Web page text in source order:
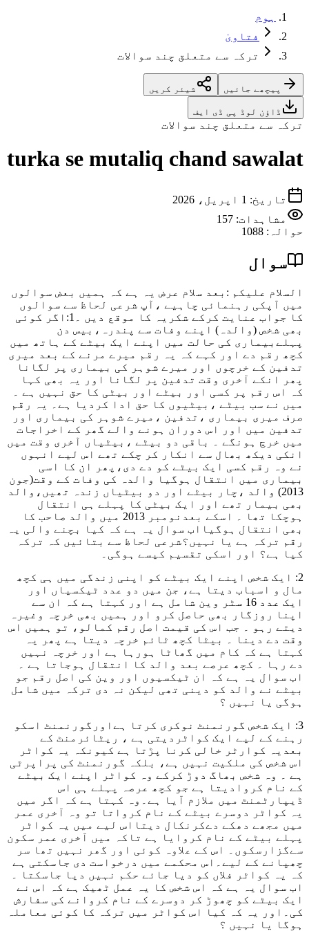
ہوم
فتاویٰ
ترکہ سے متعلق چند سوالات
پیچھے جائیں شیئر کریں
ڈاؤن لوڈ پی ڈی ایف
ترکہ سے متعلق چند سوالات
turka se mutaliq chand sawalat
تاریخ: 1 اپریل، 2026
مشاہدات: 157
حوالہ :
1088
سوال
السلام علیکم :بعد سلام عرض یہ ہے کہ ہمیں بعض سوالوں
میں آپکی رہنمائی چاہیے ،آپ شرعی لحاظ سے سوالوں
کا جواب عنایت کرکے شکریہ کا موقع دیں ۔1:اگر کوئی
بھی شخص (والدہ) اپنے وفات سے پندرہ،بیس دن
پہلےبیماری کی حالت میں اپنے ایک بیٹے کے ہاتھ میں
کچھ رقم دے اور کہے کہ یہ رقم میرے مرنے کے بعد میری
تدفین کے خرچوں اور میرے شوہر کی بیماری پر لگانا
پھر انکے آخری وقت تدفین پر لگانا اور یہ بھی کہا
کہ اس رقم پر کسی اور بیٹے اور بیٹی کا حق نہیں ہے ۔
میں نے سب بیٹے ،بیٹیوں کا حق ادا کردیا ہے۔ یہ رقم
صرف میری بیماری ،تدفین ،میرے شوہر کی بیماری اور
تدفین میں اور اس دوران ہونے والے گھر کے اخراجات
میں خرچ ہونگے ۔ باقی دو بیٹے ،بیٹیاں آخری وقت میں
انکی دیکھ بھال سے انکار کر چکے تھے اس لیے انہوں
نے وہ رقم کسی ایک بیٹے کو دے دی،پھر ان کا اسی
بیماری میں انتقال ہوگیا والدہ کی وفات کے وقت(جون
2013) والد ،چار بیٹے اور دو بیٹیاں زندہ تھیں،والد
بھی بیمار تھے اور ایک بیٹی کا پہلے ہی انتقال
ہوچکا تھا ۔ اسکے بعدنومبر 2013 میں والد صاحب کا
بھی انتقال ہوگیااب سوال یہ ہے کہ کیا بچنے والی یہ
رقم ترکہ ہے یا نہیں؟شرعی لحاظ سے بتائیں کہ ترکہ
کیا ہے؟ اور اسکی تقسیم کیسے ہوگی۔
2: ایک شخص اپنے ایک بیٹے کو اپنی زندگی میں ہی کچھ
مال و اسباب دیتا ہے، جن میں دو عدد ٹیکسیاں اور
ایک عدد 16 سٹر وین شامل ہے اور کہتا ہے کہ ان سے
اپنا روزگار بھی حاصل کرو اور ہمیں بھی خرچہ وغیرہ
دیتے رہو ۔ جب اس کی قیمت اصل رقم کمالو، تو ہمیں اس
وقت دے دینا ۔ بیٹا کچھ ٹائم خرچہ دیتا ہے پھر یہ
کہتا ہے کہ کام میں گھاٹا ہورہا ہے اور خرچہ نہیں
دے رہا ۔ کچھ عرصے بعد والد کا انتقال ہوجاتا ہے ۔
اب سوال یہ ہے کہ ان ٹیکسیوں اور وین کی اصل رقم جو
بیٹے نے والد کو دینی تھی لیکن نہ دی ترکہ میں شامل
ہوگی یا نہیں ؟
3: ایک شخص گورنمنٹ نوکری کرتا ہےاورگورنمنٹ اسکو
رہنے کے لیے ایک کواٹردیتی ہے ، ریٹائرمنٹ کے
بعدیہ کوارٹر خالی کرنا پڑتا ہے کیونکہ یہ کواٹر
اس شخص کی ملکیت نہیں ہے، بلکہ گورنمنٹ کی پراپرٹی
ہے ۔ وہ شخص بھاگ دوڑ کرکے وہ کواٹر اپنے ایک بیٹے
کے نام کروادیتا ہے جو کچھ عرصہ پہلے ہی اس
ڈیپارٹمنٹ میں ملازم آیا ہے۔وہ کہتا ہے کہ اگر میں
یہ کواٹر دوسرے بیٹے کے نام کرواتا تو وہ آخری عمر
میں مجھے دھکے دےکرنکال دیتااس لیے میں یہ کواٹر
پہلے بیٹے کے نام کروایا ہے تاکہ میں آخری عمر سکون
سےگزارسکوں۔ اس کے علاوہ کوئی اور گھر نہیں تھا سر
چھپانے کے لیے۔اس محکمے میں درخواست دی جاسکتی ہے
کہ یہ کواٹر فلاں کو دیا جائے حکم نہیں دیا جاسکتا ۔
اب سوال یہ ہے کہ اس شخص کا یہ عمل ٹھیک ہے کہ اس نے
ایک بیٹے کو چھوڑ کر دوسرے کے نام کروانے کی سفارش
کی۔اور یہ کہ کیا اس کواٹر میں ترکہ کا کوئی معاملہ
ہوگا یا نہیں ؟